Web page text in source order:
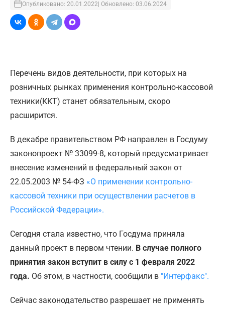
Опубликовано: 20.01.2022 | Обновлено: 03.06.2024
Перечень видов деятельности, при которых на
розничных рынках применения контрольно-кассовой
техники(ККТ) станет обязательным, скоро
расширится.
В декабре правительством РФ направлен в Госдуму
законопроект № 33099-8, который предусматривает
внесение изменений в федеральный закон от
22.05.2003 № 54-ФЗ «О применении контрольно-
кассовой техники при осуществлении расчетов в
Российской Федерации».
Сегодня стала известно, что Госдума приняла
данный проект в первом чтении. В случае полного
принятия закон вступит в силу с 1 февраля 2022
года. Об этом, в частности, сообщили в "Интерфакс".
Сейчас законодательство разрешает не применять